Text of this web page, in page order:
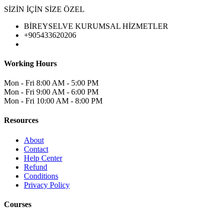
SİZİN İÇİN SİZE ÖZEL
BİREYSELVE KURUMSAL HİZMETLER
+905433620206
Working Hours
Mon - Fri 8:00 AM - 5:00 PM
Mon - Fri 9:00 AM - 6:00 PM
Mon - Fri 10:00 AM - 8:00 PM
Resources
About
Contact
Help Center
Refund
Conditions
Privacy Policy
Courses